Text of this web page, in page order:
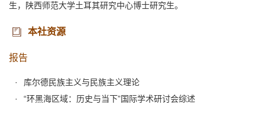
生，陕西师范大学土耳其研究中心博士研究生。
本社资源
报告
库尔德民族主义与民族主义理论
“环黑海区域：历史与当下”国际学术研讨会综述